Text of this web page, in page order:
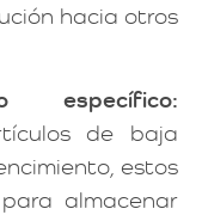
hacia otros
de baja
estos
almacenar